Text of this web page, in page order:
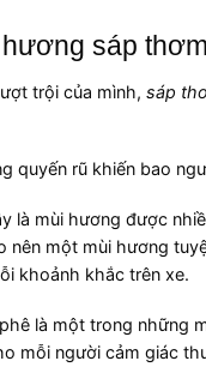
sáp
trội của mình, sáp
quyến rũ khiến bao
là mùi hương được
nên một mùi hương
khoảnh khắc trên xe.
là một trong những
mỗi người cảm giác